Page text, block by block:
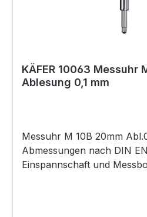
KÄFER 10063 Messuhr
Ablesung 0,1 mm
Messuhr M 10B 20mm
Abmessungen nach DIN
Einspannschaft und